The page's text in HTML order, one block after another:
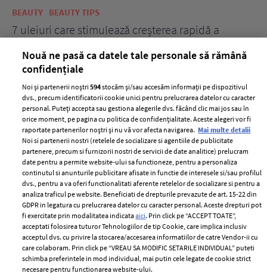
BEAUTY BEAUTY TIPS
7 uleiuri care stimulează creșterea rapidă a
ELLE Style Awards
2024
Despre ELLE
Romania
Contact
Abonamente
Termeni si conditii
Politica de
confidențialitate
Politica de cookies
Publicitate
Nouă ne pasă ca datele tale personale să rămână
confidențiale
Noi și partenerii noștri594stocăm și/sau accesăm informații pe dispozitivul
dvs., precum identificatorii cookie unici pentru prelucrarea datelor cu caracter
personal. Puteți accepta sau gestiona alegerile dvs. făcând clic mai jos sau în
orice moment, pe pagina cu politica de confidențialitate. Aceste alegeri vor fi
raportate partenerilor noștri și nu vă vor afecta navigarea. Mai multe detalii
Noi si partenerii nostri (retelele de socializare si agentiile de publicitate
partenere, precum si furnizorii nostri de servicii de date analitice) prelucram
date pentru a permite website-ului sa functioneze, pentru a personaliza
continutul si anunturile publicitare afisate in functie de interesele si/sau profilul
dvs., pentru a va oferi functionalitati aferente retelelor de socializare si pentru a
analiza traficul pe website. Beneficiati de drepturile prevazute de art. 15-22 din
GDPR in legatura cu prelucrarea datelor cu caracter personal. Aceste drepturi pot
fi exercitate prin modalitatea indicataaici. Prin click pe “ACCEPT TOATE”,
acceptati folosirea tuturor Tehnologiilor de tip Cookie, care implica inclusiv
acceptul dvs. cu privire la stocarea/accesarea informatiilor de catre Vendor-ii cu
care colaboram. Prin click pe “VREAU SA MODIFIC SETARILE INDIVIDUAL” puteti
schimba preferintele in mod individual, mai putin cele legate de cookie strict
necesare pentru functionarea website-ului.